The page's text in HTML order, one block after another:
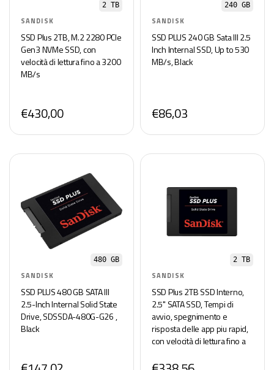
2 TB
SANDISK
SSD Plus 2TB, M.2 2280 PCIe
Gen3 NVMe SSD, con
velocità di lettura fino a 3200
MB/s
€430,00
240 GB
SANDISK
SSD PLUS 240 GB Sata III 2.5
Inch Internal SSD, Up to 530
MB/s, Black
€86,03
480 GB
SANDISK
SSD PLUS 480 GB SATA III
2.5-Inch Internal Solid State
Drive, SDSSDA-480G-G26 ,
Black
2 TB
SANDISK
SSD Plus 2TB SSD Interno,
2.5" SATA SSD, Tempi di
avvio, spegnimento e
risposta delle app piu rapid,
con velocità di lettura fino a
scrittura